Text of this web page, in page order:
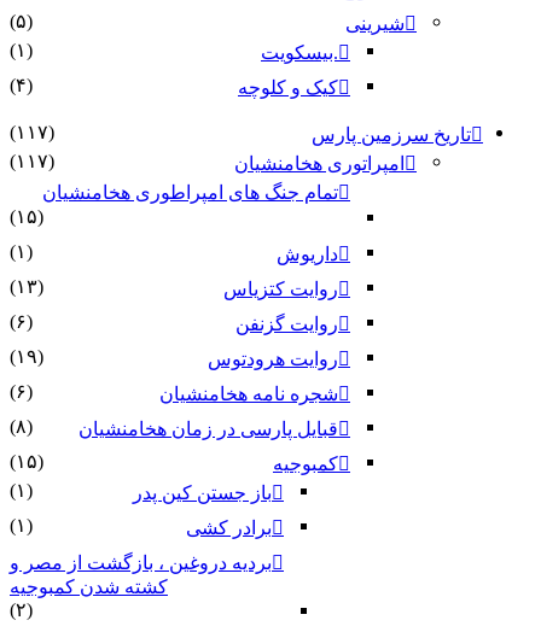
شیرینی
(۵)
.بیسکویت
(۱)
کیک و کلوچه
(۴)
تاریخ سرزمین پارس
(۱۱۷)
امپراتوری هخامنشیان
(۱۱۷)
تمام جنگ های امپراطوری هخامنشیان
(۱۵)
داریوش
(۱)
روایت کتزیاس
(۱۳)
روایت گزنفن
(۶)
روایت هرودتوس
(۱۹)
شجره نامه هخامنشیان
(۶)
قبایل پارسی در زمان هخامنشیان
(۸)
کمبوجیه
(۱۵)
باز جستن کین پدر
(۱)
برادر کشی
(۱)
بردیه دروغین ، بازگشت از مصر و
کشته شدن کمبوجیه
(۲)